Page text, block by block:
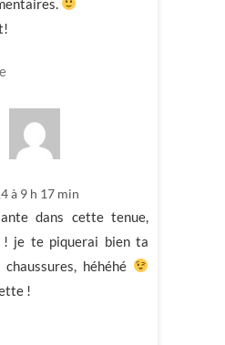
à 9 h 17 min
dans cette tenue,
je te piquerai bien ta
héhéhé
!